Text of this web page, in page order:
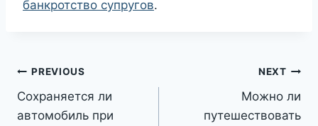
банкротство супругов.
Post
navigation
PREVIOUS
Сохраняется ли
автомобиль при
NEXT
Можно ли
путешествовать